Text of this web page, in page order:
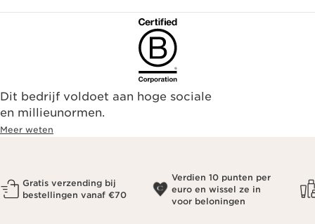
Dit bedrijf voldoet aan hoge sociale
en millieunormen.
Meer weten
Gratis verzending bij
bestellingen vanaf €70
Verdien 10 punten per
euro en wissel ze in
voor beloningen